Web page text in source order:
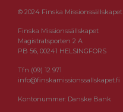
© 2024 Finska Missionssällskapet
Finska Missionssällskapet
Magistratsporten 2 A
PB 56, 00241 HELSINGFORS
Tfn (09) 12 971
info@finskamissionssallskapet.fi
Kontonummer: Danske Bank